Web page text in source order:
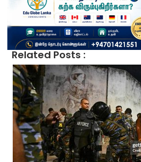
Related Posts :